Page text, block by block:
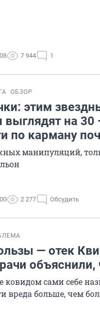
7 944 1
ОБЗОР
этим
выглядят на
по карману
манипуляций,
2 277 Обсудить
— отек
ковидом сами себе
вреда больше, чем